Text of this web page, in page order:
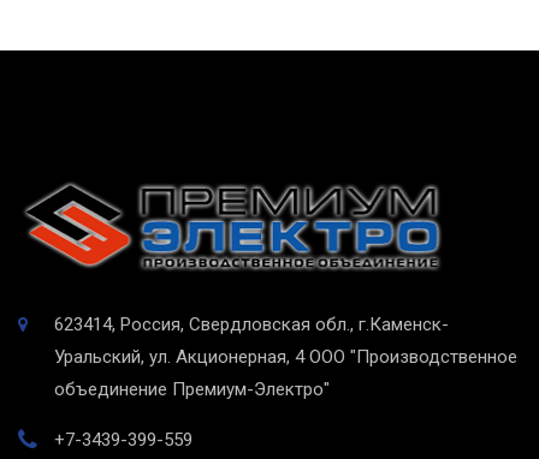
623414, Россия, Свердловская обл., г.Каменск-
Уральский, ул. Акционерная, 4 ООО "Производственное
объединение Премиум-Электро"
+7-3439-399-559